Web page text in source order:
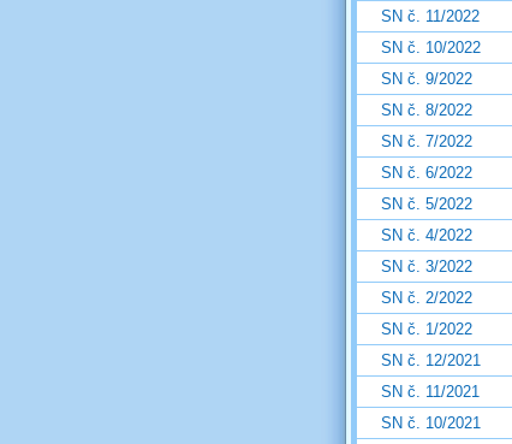
SN č. 11/2022
SN č. 10/2022
SN č. 9/2022
SN č. 8/2022
SN č. 7/2022
SN č. 6/2022
SN č. 5/2022
SN č. 4/2022
SN č. 3/2022
SN č. 2/2022
SN č. 1/2022
SN č. 12/2021
SN č. 11/2021
SN č. 10/2021